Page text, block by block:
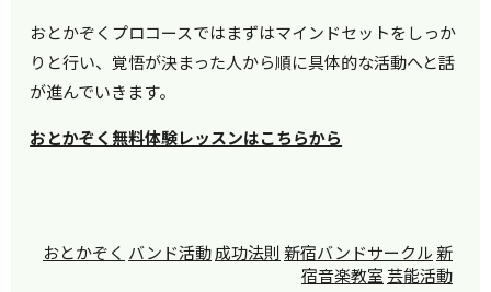
おとかぞくプロコースではまずはマインドセットをしっか
りと行い、覚悟が決まった人から順に具体的な活動へと話
が進んでいきます。
おとかぞく無料体験レッスンはこちらから
おとかぞく バンド活動成功法則 新宿バンドサークル 新
宿音楽教室 芸能活動